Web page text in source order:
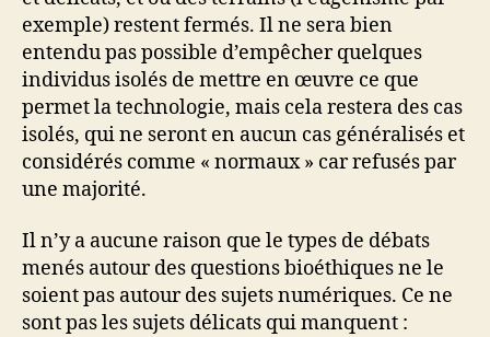
exemple) restent fermés. Il ne sera bien
entendu pas possible d’empêcher quelques
individus isolés de mettre en œuvre ce que
permet la technologie, mais cela restera des cas
isolés, qui ne seront en aucun cas généralisés et
considérés comme « normaux » car refusés par
une majorité.
Il n’y a aucune raison que le types de débats
menés autour des questions bioéthiques ne le
soient pas autour des sujets numériques. Ce ne
sont pas les sujets délicats qui manquent :